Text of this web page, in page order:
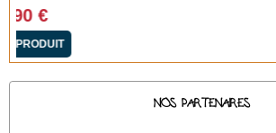
NOS PARTENAIRES